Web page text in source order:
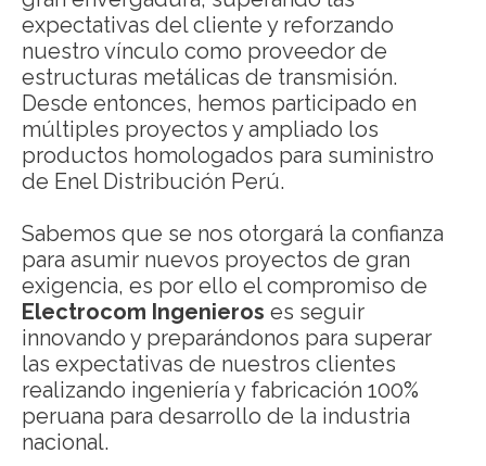
expectativas del cliente y reforzando
nuestro vínculo como proveedor de
estructuras metálicas de transmisión.
Desde entonces, hemos participado en
múltiples proyectos y ampliado los
productos homologados para suministro
de Enel Distribución Perú.
Sabemos que se nos otorgará la confianza
para asumir nuevos proyectos de gran
exigencia, es por ello el compromiso de
Electrocom Ingenieros es seguir
innovando y preparándonos para superar
las expectativas de nuestros clientes
realizando ingeniería y fabricación 100%
peruana para desarrollo de la industria
nacional.